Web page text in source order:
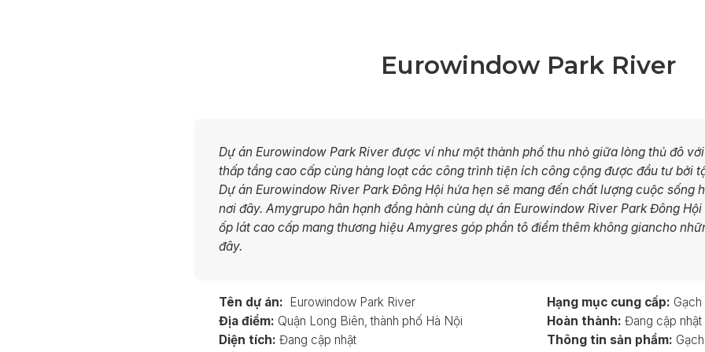
Eurowindow Park River
Dự án Eurowindow Park River được ví như một thành phố thu nhỏ giữa lòng thủ đô
thấp tầng cao cấp cùng hàng loạt các công trình tiện ích công cộng được đầu tư bởi
Dự án Eurowindow River Park Đông Hội hứa hẹn sẽ mang đến chất lượng cuộc sống
nơi đây. Amygrupo hân hạnh đồng hành cùng dự án Eurowindow River Park Đông
ốp lát cao cấp mang thương hiệu Amygres góp phần tô điểm thêm không giancho
đây.
Tên dự án: Eurowindow Park River
Địa điểm: Quận Long Biên, thành phố Hà Nội
Diện tích: Đang cập nhật
Hạng mục cung cấp:
Hoàn thành: Đang cập nhật
Thông tin sản phẩm: